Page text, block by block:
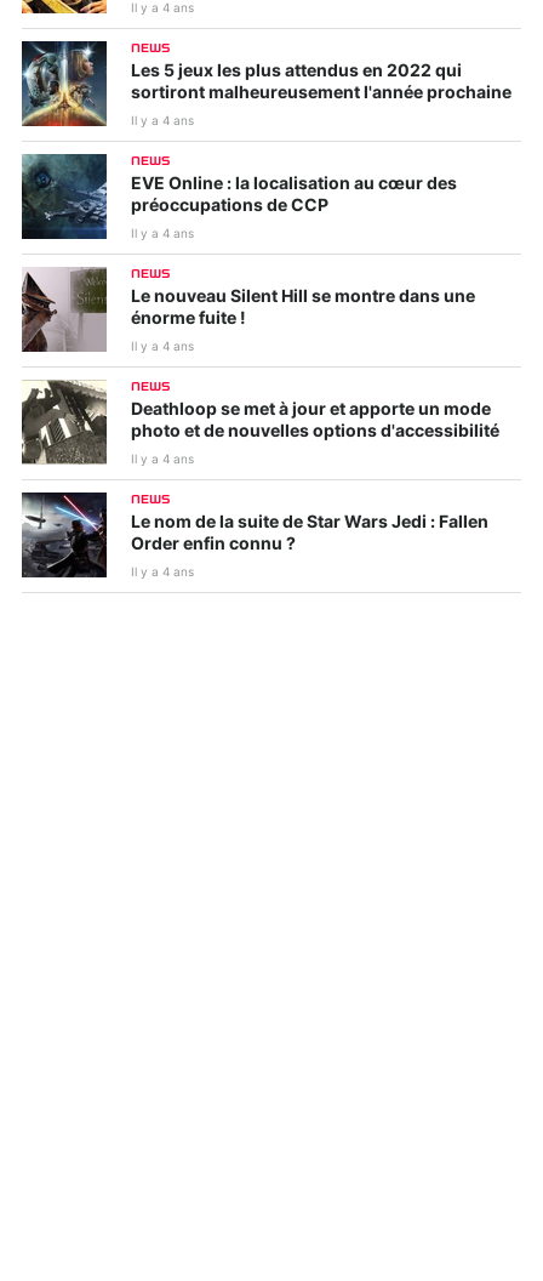
Il y a 4 ans
NEWS
Les 5 jeux les plus attendus en 2022 qui
sortiront malheureusement l'année prochaine
Il y a 4 ans
NEWS
EVE Online : la localisation au cœur des
préoccupations de CCP
Il y a 4 ans
NEWS
Le nouveau Silent Hill se montre dans une
énorme fuite !
Il y a 4 ans
NEWS
Deathloop se met à jour et apporte un mode
photo et de nouvelles options d'accessibilité
Il y a 4 ans
NEWS
Le nom de la suite de Star Wars Jedi : Fallen
Order enfin connu ?
Il y a 4 ans